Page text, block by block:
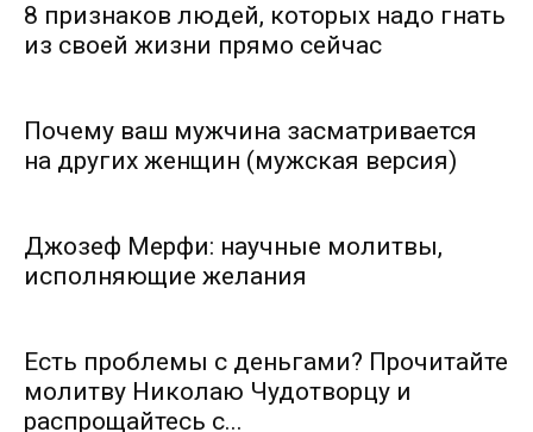
8 признаков людей, которых надо гнать
из своей жизни прямо сейчас
Почему ваш мужчина засматривается
на других женщин (мужская версия)
Джозеф Мерфи: научные молитвы,
исполняющие желания
Есть проблемы с деньгами? Прочитайте
молитву Николаю Чудотворцу и
распрощайтесь с...